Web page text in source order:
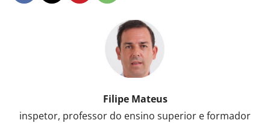
Filipe Mateus
inspetor, professor do ensino superior e formador